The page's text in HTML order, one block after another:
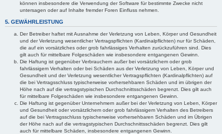
können insbesondere die Verwendung der Software für bestimmte Zwecke nicht
untersagen oder auf Inhalte fremder Foren Einfluss nehmen.
5. GEWÄHRLEISTUNG
Der Betreiber haftet mit Ausnahme der Verletzung von Leben, Körper und Gesundheit
und der Verletzung wesentlicher Vertragspflichten (Kardinalpflichten) nur für Schäden,
die auf ein vorsätzliches oder grob fahrlässiges Verhalten zurückzuführen sind. Dies
gilt auch für mittelbare Folgeschäden wie insbesondere entgangenen Gewinn.
Die Haftung ist gegenüber Verbrauchern außer bei vorsätzlichem oder grob
fahrlässigem Verhalten oder bei Schäden aus der Verletzung von Leben, Körper und
Gesundheit und der Verletzung wesentlicher Vertragspflichten (Kardinalpflichten) auf
die bei Vertragsschluss typischerweise vorhersehbaren Schäden und im übrigen der
Höhe nach auf die vertragstypischen Durchschnittsschäden begrenzt. Dies gilt auch
für mittelbare Folgeschäden wie insbesondere entgangenen Gewinn.
Die Haftung ist gegenüber Unternehmern außer bei der Verletzung von Leben, Körper
und Gesundheit oder vorsätzlichem oder grob fahrlässigem Verhalten des Betreibers
auf die bei Vertragsschluss typischerweise vorhersehbaren Schäden und im Übrigen
der Höhe nach auf die vertragstypischen Durchschnittsschäden begrenzt. Dies gilt
auch für mittelbare Schäden, insbesondere entgangenen Gewinn.